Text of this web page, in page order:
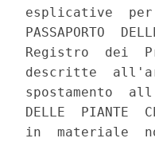
esplicative  per
PASSAPORTO
Registro  dei
descritte
spostamento
DELLE
in  materiale